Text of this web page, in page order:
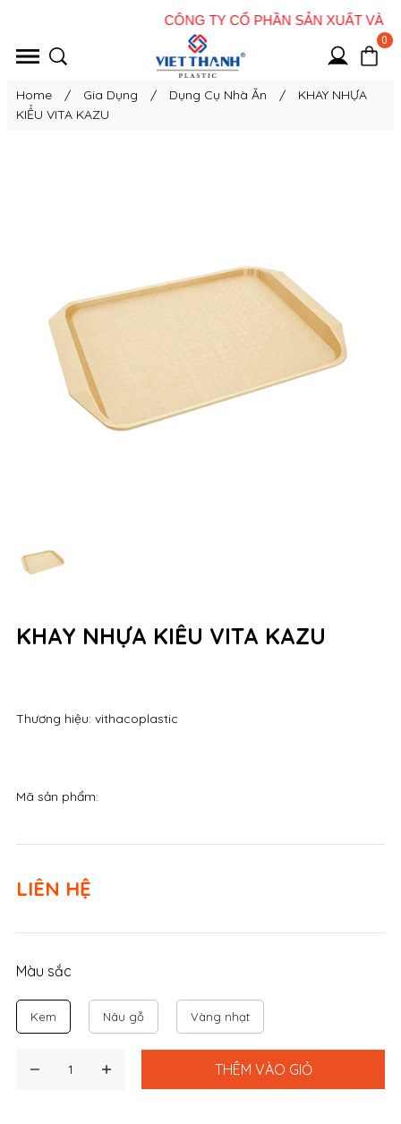
0
Home / Gia Dụng / Dụng Cụ Nhà Ăn /
KHAY NHỰA
KIỂU VITA KAZU
KHAY NHỰA KIỂU VITA KAZU
Thương hiệu: vithacoplastic
LIÊN HỆ
THÊM VÀO GIỎ
Mã sản phẩm:
Màu sắc
Kem Nâu gỗ Vàng nhạt